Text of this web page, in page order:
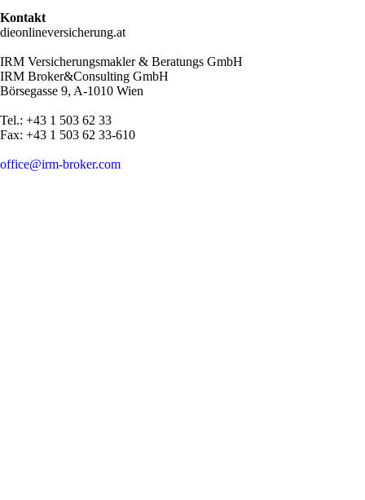
Kontakt
dieonlineversicherung.at
IRM Versicherungsmakler & Beratungs GmbH
IRM Broker&Consulting GmbH
Börsegasse 9, A-1010 Wien
Tel.: +43 1 503 62 33
Fax: +43 1 503 62 33-610
office@irm-broker.com